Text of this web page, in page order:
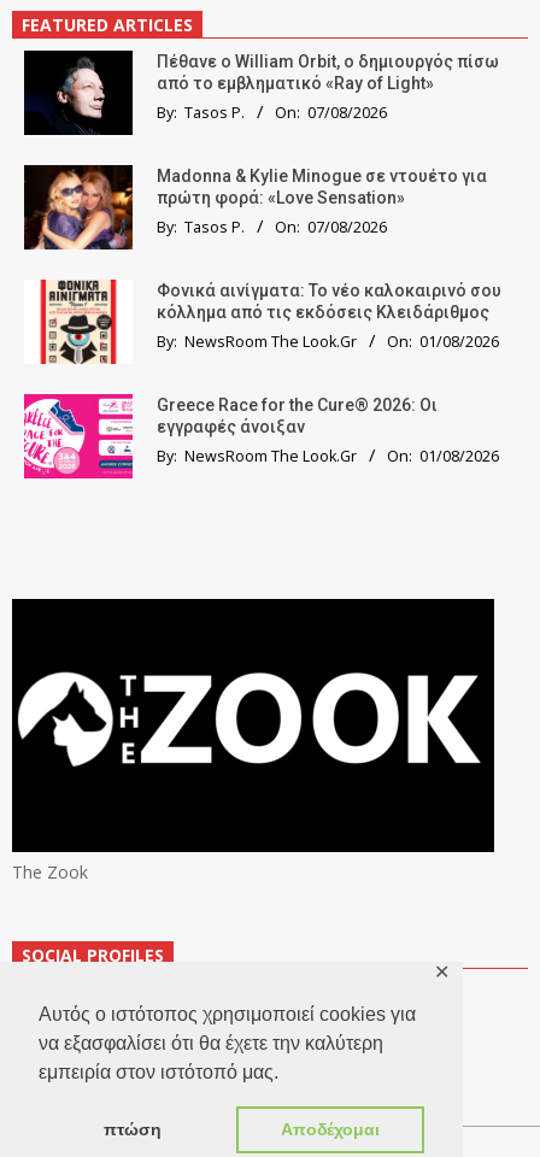
Αυτός ο ιστότοπος χρησιμοποιεί cookies για
να εξασφαλίσει ότι θα έχετε την καλύτερη
εμπειρία στον ιστότοπό μας.
πτώση Αποδέχομαι
✕
FEATURED ARTICLES
Πέθανε ο William Orbit, ο δημιουργός πίσω
από το εμβληματικό «Ray of Light»
By: Tasos P. On: 07/08/2026
Madonna & Kylie Minogue σε ντουέτο για
πρώτη φορά: «Love Sensation»
By: Tasos P. On: 07/08/2026
Φονικά αινίγματα: Το νέο καλοκαιρινό σου
κόλλημα από τις εκδόσεις Κλειδάριθμος
By: NewsRoom The Look.Gr On: 01/08/2026
Greece Race for the Cure® 2026: Οι
εγγραφές άνοιξαν
By: NewsRoom The Look.Gr On: 01/08/2026
The Zook
SOCIAL PROFILES